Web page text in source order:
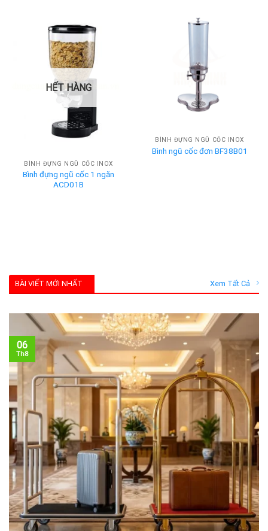
HẾT HÀNG
BÌNH ĐỰNG NGŨ CỐC INOX
Bình đựng ngũ cốc 1 ngăn
ACD01B
BÌNH ĐỰNG NGŨ CỐC INOX
Bình ngũ cốc đơn BF38B01
BÀI VIẾT MỚI NHẤT Xem Tất Cả
06
Th8